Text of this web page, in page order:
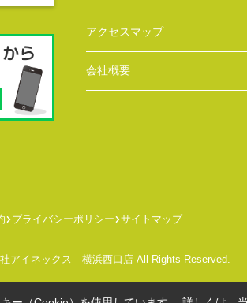
アクセスマップ
会社概要
プライバシーポリシー サイトマップ
アイネックス 横浜西口店 All Rights Reserved.